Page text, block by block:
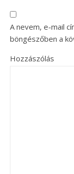
A nevem, e-mail
böngészőben a
Hozzászólás